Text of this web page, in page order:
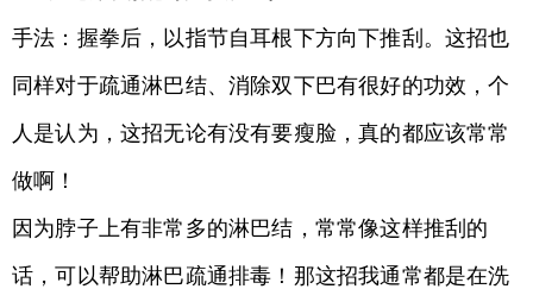
手法：握拳后，以指节自耳根下方向下推刮。这招也
同样对于疏通淋巴结、消除双下巴有很好的功效，个
人是认为，这招无论有没有要瘦脸，真的都应该常常
做啊！
因为脖子上有非常多的淋巴结，常常像这样推刮的
话，可以帮助淋巴疏通排毒！那这招我通常都是在洗